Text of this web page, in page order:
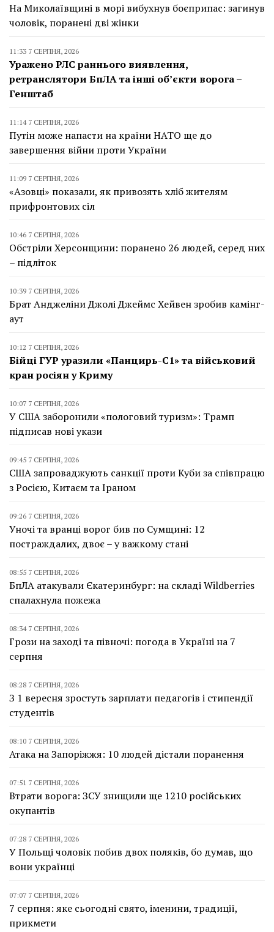
На Миколаївщині в морі вибухнув боєприпас: загинув
чоловік, поранені дві жінки
11:33 7 СЕРПНЯ, 2026
Уражено РЛС раннього виявлення,
ретранслятори БпЛА та інші об’єкти ворога –
Генштаб
11:14 7 СЕРПНЯ, 2026
Путін може напасти на країни НАТО ще до
завершення війни проти України
11:09 7 СЕРПНЯ, 2026
«Азовці» показали, як привозять хліб жителям
прифронтових сіл
10:46 7 СЕРПНЯ, 2026
Обстріли Херсонщини: поранено 26 людей, серед них
– підліток
10:39 7 СЕРПНЯ, 2026
Брат Анджеліни Джолі Джеймс Хейвен зробив камінг-
аут
10:12 7 СЕРПНЯ, 2026
Бійці ГУР уразили «Панцирь-С1» та військовий
кран росіян у Криму
10:07 7 СЕРПНЯ, 2026
У США заборонили «пологовий туризм»: Трамп
підписав нові укази
09:45 7 СЕРПНЯ, 2026
США запроваджують санкції проти Куби за співпрацю
з Росією, Китаєм та Іраном
09:26 7 СЕРПНЯ, 2026
Уночі та вранці ворог бив по Сумщині: 12
постраждалих, двоє – у важкому стані
08:55 7 СЕРПНЯ, 2026
БпЛА атакували Єкатеринбург: на складі Wildberries
спалахнула пожежа
08:34 7 СЕРПНЯ, 2026
Грози на заході та півночі: погода в Україні на 7
серпня
08:28 7 СЕРПНЯ, 2026
З 1 вересня зростуть зарплати педагогів і стипендії
студентів
08:10 7 СЕРПНЯ, 2026
Атака на Запоріжжя: 10 людей дістали поранення
07:51 7 СЕРПНЯ, 2026
Втрати ворога: ЗСУ знищили ще 1210 російських
окупантів
07:28 7 СЕРПНЯ, 2026
У Польщі чоловік побив двох поляків, бо думав, що
вони українці
07:07 7 СЕРПНЯ, 2026
7 серпня: яке сьогодні свято, іменини, традиції,
прикмети